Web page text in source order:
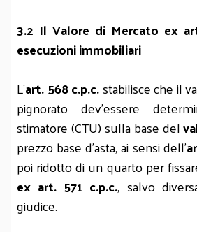
3.2 Il Valore di Mercato ex
esecuzioni immobiliari
L’art. 568 c.p.c.stabilisce che il
pignorato dev’essere
stimatore (CTU) sulla base del
prezzo base d’asta, ai sensi dell’
poi ridotto di un quarto per
ex art. 571 c.p.c., salvo
giudice.